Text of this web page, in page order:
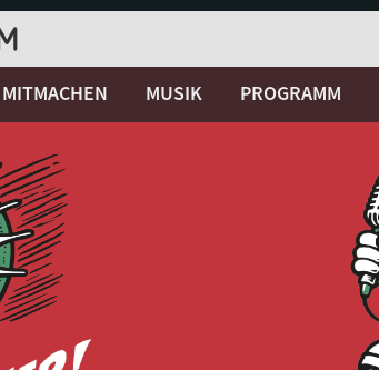
MITMACHEN MUSIK PROGRAMM